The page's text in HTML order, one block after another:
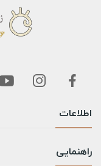
اطلاعات
راهنمایی